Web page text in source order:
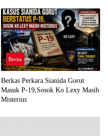
Berita
Berkas Perkara Sianida Gorut
Masuk P-19,Sosok Ko Lexy Masih
Misterius